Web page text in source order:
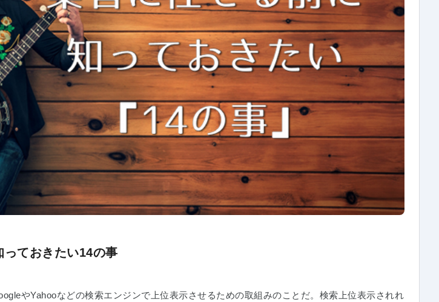
ておきたい14の事
やYahooなどの検索エンジンで上位表示させるための取組みのことだ。検索上位表示されれ